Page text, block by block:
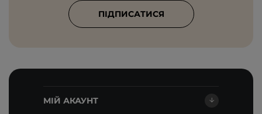
ПІДПИСАТИСЯ
МІЙ АКАУНТ